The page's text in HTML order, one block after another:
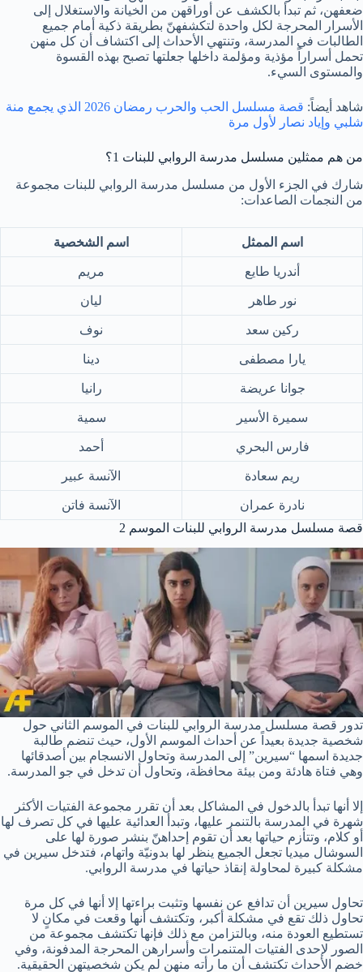
ضعفهن، ثم تبدأ بالكشف عن أوراقهن من الخيانة والاستغلال إلى
الأسرار المحرجة لكل واحدة لتكشفهنّ بطريقة ذكية أمام جميع
الطالبات في المدرسة، وتنتهي الأحداث إلى اكتشاف أن كل منهن
تحمل أسراراً مؤذية ومؤلمة داخلها جعلتها تصبح بهذه القسوة
والمستوى السيء.
شاهد أيضاً:
قصة مسلسل الحب والحرب رمضان 2026 الذي يجمع منة
شلبي وإياد نصار لأول مرة
من هم ممثلين مسلسل مدرسة الروابي للبنات 1؟
شارك في الجزء الأول من مسلسل مدرسة الروابي للبنات مجموعة
من النجمات الصاعدات:
اسم الممثل اسم الشخصية
أندريا طايع مريم
نور طاهر ليان
ركين سعد نوف
يارا مصطفى دينا
جوانا عريضة رانيا
سميرة الأسير سمية
فارس البحري أحمد
ريم سعادة الآنسة عبير
نادرة عمران
الآنسة فاتن
قصة مسلسل مدرسة الروابي للبنات الموسم 2
تدور قصة مسلسل مدرسة الروابي للبنات في الموسم الثاني حول
شخصية جديدة بعيداً عن أحداث الموسم الأول، حيث تنضم طالبة
جديدة اسمها “سيرين” إلى المدرسة وتحاول الانسجام بين أصدقائها
وهي فتاة هادئة ومن بيئة محافظة، وتحاول أن تدخل في جو المدرسة.
إلا أنها تبدأ بالدخول في المشاكل بعد أن تقرر مجموعة الفتيات الأكثر
شهرة في المدرسة بالتنمر عليها، وتبدأ العدائية عليها في كل تصرف لها
أو كلام، وتتأزم حياتها بعد أن تقوم إحداهنّ بنشر صورة لها على
السوشال ميديا تجعل الجميع ينظر لها بدونيّة واتهام، فتدخل سيرين في
مشكلة كبيرة لمحاولة إنقاذ حياتها في مدرسة الروابي.
تحاول سيرين أن تدافع عن نفسها وتثبت براءتها إلا أنها في كل مرة
تحاول ذلك تقع في مشكلة أكبر، وتكتشف أنها وقعت في مكانٍ لا
تستطيع العودة منه، وبالتزامن مع ذلك فإنها تكتشف مجموعة من
الصور لإحدى الفتيات المتنمرات وأسرارهن المحرجة المدفونة، وفي
خضم الأحداث تكتشف أن ما رأته منهن لم يكن شخصيتهن الحقيقية.